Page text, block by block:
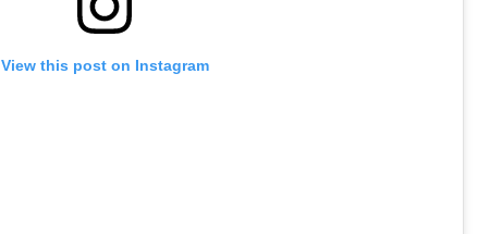
View this post on Instagram